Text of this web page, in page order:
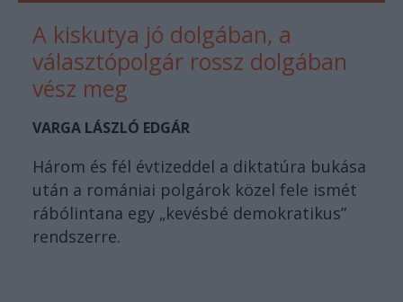
A kiskutya jó dolgában, a
választópolgár rossz dolgában
vész meg
VARGA LÁSZLÓ EDGÁR
Három és fél évtizeddel a diktatúra bukása
után a romániai polgárok közel fele ismét
rábólintana egy „kevésbé demokratikus”
rendszerre.